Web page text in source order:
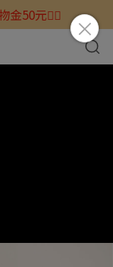
金50元☝🏻